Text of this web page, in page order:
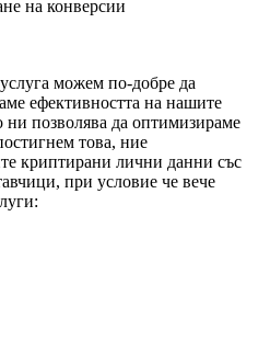
на конверсии
можем по-добре да
ефективността на нашите
ни позволява да оптимизираме
това, ние
криптирани лични данни със
при условие че вече